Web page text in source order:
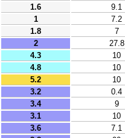
1.6
9.1
1
7.2
1.8
7
2
27.8
4.3
10
4.8
10
5.2
10
3.2
0.4
3.4
9
3.1
10
3.6
7.1